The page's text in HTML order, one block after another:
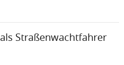
Straßenwachtfahrer